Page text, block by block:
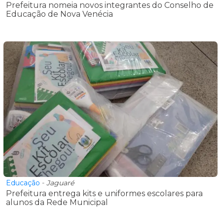
Prefeitura nomeia novos integrantes do Conselho de
Educação de Nova Venécia
Educação - Jaguaré
Prefeitura entrega kits e uniformes escolares para
alunos da Rede Municipal